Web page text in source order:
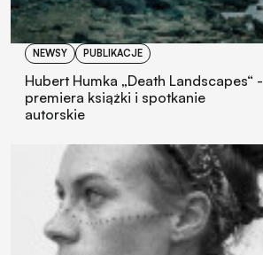
NEWSY PUBLIKACJE
Hubert Humka „Death Landscapes“ -
premiera książki i spotkanie
autorskie